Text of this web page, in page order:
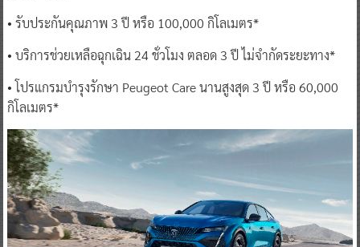
• รับประกันคุณภาพ 3 ปี หรือ 100,000 กิโลเมตร*
• บริการช่วยเหลือฉุกเฉิน 24 ชั่วโมง ตลอด 3 ปี ไม่จำกัดระยะทาง*
• โปรแกรมบำรุงรักษา Peugeot Care นานสูงสุด 3 ปี หรือ 60,000
กิโลเมตร*